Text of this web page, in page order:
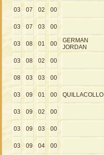
03 07 02 00
03 07 03 00
03 08 01 00
GERMAN
JORDAN
03 08 02 00
08 03 03 00
03 09 01 00 QUILLACOLLO
03 09 02 00
03 09 03 00
03 09 04 00